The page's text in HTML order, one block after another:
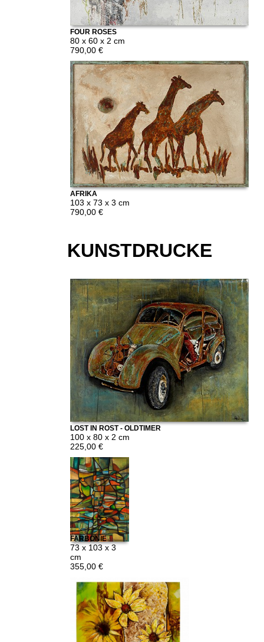
FOUR ROSES
80 x 60 x 2 cm
790,00 €
AFRIKA
103 x 73 x 3 cm
790,00 €
KUNSTDRUCKE
LOST IN ROST - OLDTIMER
100 x 80 x 2 cm
225,00 €
FARBONIE
73 x 103 x 3
cm
355,00 €